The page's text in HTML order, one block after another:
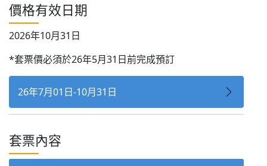
價格有效日期
2026年10月31日
*套票價必須於26年5月31日前完成預訂
26年7月01日-10月31日
套票內容